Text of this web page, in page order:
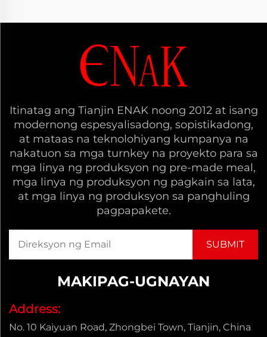
Itinatag ang Tianjin ENAK noong 2012 at isang
modernong espesyalisadong, sopistikadong,
at mataas na teknolohiyang kumpanya na
nakatuon sa mga turnkey na proyekto para sa
mga linya ng produksyon ng pre-made meal,
mga linya ng produksyon ng pagkain sa lata,
at mga linya ng produksyon sa panghuling
pagpapakete.
MAKIPAG-UGNAYAN
Address:
No. 10 Kaiyuan Road, Zhongbei Town, Tianjin, China